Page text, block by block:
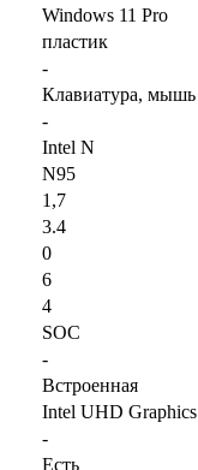
Windows 11 Pro
пластик
-
Клавиатура, мышь
-
Intel N
N95
1,7
3.4
0
6
4
SOC
-
Встроенная
Intel UHD Graphics
-
Есть